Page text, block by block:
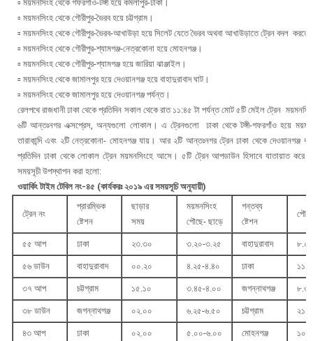
▫ ময়মনসিংহ থেকে গফরগাঁও-টঙ্গী হয়ে কমলাপুর-ঢাকা।
▫ ময়মনসিংহ থেকে গৌরীপুর-ভৈরব হয়ে চট্টগ্রাম।
▫ ময়মনসিংহ থেকে গৌরীপুর-ভৈরব-আখাউড়া হয়ে সিলেট যেতে ভৈরব অথবা আখাউড়াতে ট্রেন বদল
▫ ময়মনসিংহ থেকে গৌরীপুর-শ্যামগঞ্জ-নেত্রকোনা হয়ে মোহনগঞ্জ।
▫ ময়মনসিংহ থেকে গৌরীপুর-শ্যামগঞ্জ হয়ে জারিয়া ঝাঞ্জাইল।
▫ ময়মনসিংহ থেকে জামালপুর হয়ে দেওয়ানগঞ্জ হয়ে বাহাদুরাবাদ ঘাট।
▫ ময়মনসিংহ থেকে জামালপুর হয়ে দেওয়ানগঞ্জ পর্যন্ত।
রেলপথে রাজধানী ঢাকা থেকে প্রতিদিন সকাল থেকে রাত ১১:৪৫ টা পর্যন্ত মোট ৫টি মেইল ট্রেন
৬টি আন্তঃনগর এক্সপ্রেস, অন্যগুলো লোকাল। এ ট্রেনগুলো ঢাকা থেকে টঙ্গী-গফরগাঁও হয়ে
তারাকান্দি এবং ২টি নেত্রকোনা- মোহনগঞ্জ যায়। আর ২টি আন্তঃনগর ট্রেন ঢাকা থেকে দেওয়ানগঞ্জ
প্রতিদিন ঢাকা থেকে লোকাল ট্রেন ময়মনসিংহে আসে। ৫টি ট্রেন আপডাউন হিসাবে যাতায়াত করে।
সময়সূচী উপস্থাপন করা হলো:
ওয়ার্কিং টাইম টেবিল নং-৪৫ (কার্যকরঃ ২০১৯ এর সময়সূচি অনুযায়ী)
ট্রেন নং
প্রারম্ভিক
ষ্টেশন
ছাড়ার
সময়
ময়মনসিংহ
পৌছে- ছাড়ে
গন্তব্য
ষ্টেশন
পৌছে
৫৫ আপ ঢাকা ২৩.৩০ ৩.২০-৩.২৫ বাহাদুরাবাদ ৮.০০
৫৬ ডাউন বাহাদুরাবাদ ০০.২০ ৪.২৫-৪.৪০ ঢাকা
৩৭ আপ চট্টগ্রাম ১৫.১০ ৩.৪৫-৪.০০ জগন্নাথগঞ্জ ৮.৩৫
৩৮ ডাউন জগন্নাথগঞ্জ ০২.০০ ৬.২৫-৬.৫০ চট্টগ্রাম
৪৩ আপ ঢাকা ০২.০০ ৫.০০-৬.০০ মোহনগঞ্জ